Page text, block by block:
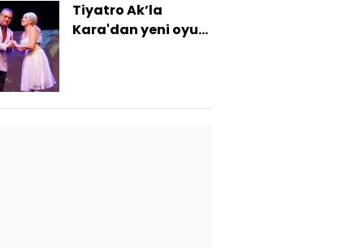
Tiyatro Ak’la
Kara'dan yeni oyun: